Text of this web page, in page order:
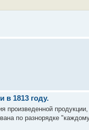
в 1813 году.
произведенной
по разнорядке